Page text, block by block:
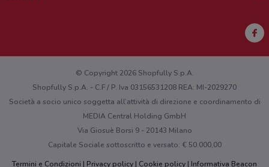
Hai un malfunzionamento sul web o sull'app?
© Copyright 2026 Shopfully S.p.A.
Shopfully S.p.A. - C.F / P. Iva 03156531208 REA: MI-2029270
Società a socio unico soggetta all’attività di direzione e coordinamento di
MEDIA Central Holding GmbH
Via Giosuè Borsi 9 - 20143 Milano
Capitale Sociale sottoscritto e versato: € 50.000,00
Termini e Condizioni
Privacy policy Cookie policy Informativa Beacon